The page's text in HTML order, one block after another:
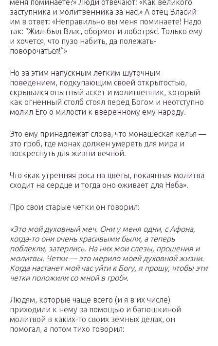
меня поминаете?» Люди отвечают: «Как великого
заступника и молитвенника за нас!» А отец Власий
им в ответ: «Неправильно вы меня поминаете! Надо
так: “Жил-был Влас, обормот и лоботряс! Только ему
и хочется, что пузо набить, да полежать-
поворочаться!”»
Но за этим напускным легким шуточным
поведением, подкупающим своей открытостью,
скрывался опытный аскет и молитвенник, который
как огненный столб стоял перед Богом и неотступно
молил Его о милости к вверенному ему народу.
Это ему принадлежат слова, что монашеская келья —
это гроб, где монах должен умереть для мира и
воскреснуть для жизни вечной.
Что «как утренняя роса на цветы, покаянная молитва
сходит на сердце и тогда оно оживает для Неба».
Про свои старые четки он говорил:
«Это мой духовный меч. Они у меня одни, с Афона,
когда-то они очень красивыми были, а теперь
поблекли, затерлись. На них мои слезы, прошения и
молитвы. Четки — это мерило моей духовной жизни.
Когда настанет мой час уйти к Богу, я прошу, чтобы эти
четки положили со мной в гроб».
Людям, которые чаще всего (и я в их числе)
приходили к нему за помощью и батюшкиной
молитвой в каких-то своих земных делах, он
помогал, а потом тихо говорил: